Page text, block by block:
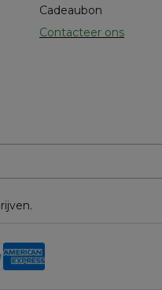
Cadeaubon
Contacteer ons